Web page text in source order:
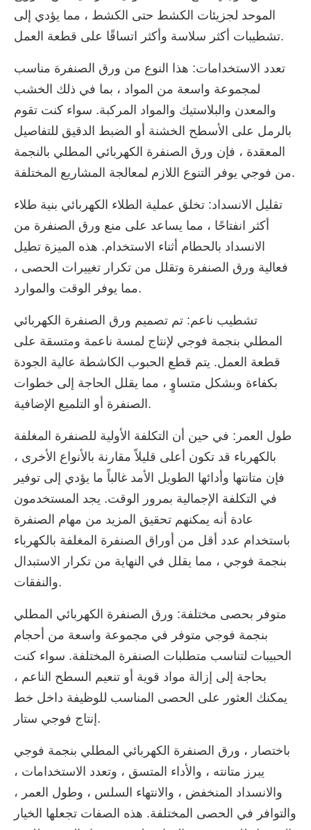
الموحد لجزيئات الكشط حتى الكشط ، مما يؤدي إلى
تشطيبات أكثر سلاسة وأكثر اتساقًا على قطعة العمل.
تعدد الاستخدامات: هذا النوع من ورق الصنفرة مناسب
لمجموعة واسعة من المواد ، بما في ذلك الخشب
والمعدن والبلاستيك والمواد المركبة. سواء كنت تقوم
بالرمل على الأسطح الخشنة أو الضبط الدقيق للتفاصيل
المعقدة ، فإن ورق الصنفرة الكهربائي المطلي بالنجمة
من فوجي يوفر التنوع اللازم لمعالجة المشاريع المختلفة.
تقليل الانسداد: تخلق عملية الطلاء الكهربائي بنية طلاء
أكثر انفتاحًا ، مما يساعد على منع ورق الصنفرة من
الانسداد بالحطام أثناء الاستخدام. هذه الميزة تطيل
فعالية ورق الصنفرة وتقلل من تكرار تغييرات الحصى ،
مما يوفر الوقت والموارد.
تشطيب ناعم: تم تصميم ورق الصنفرة الكهربائي
المطلي بنجمة فوجي لإنتاج لمسة ناعمة ومتسقة على
قطعة العمل. يتم قطع الحبوب الكاشطة عالية الجودة
بكفاءة وبشكل متساوٍ ، مما يقلل الحاجة إلى خطوات
الصنفرة أو التلميع الإضافية.
طول العمر: في حين أن التكلفة الأولية للصنفرة المغلفة
بالكهرباء قد تكون أعلى قليلاً مقارنة بالأنواع الأخرى ،
فإن متانتها وأدائها الطويل الأمد غالباً ما يؤدي إلى توفير
في التكلفة الإجمالية بمرور الوقت. يجد المستخدمون
عادة أنه يمكنهم تحقيق المزيد من مهام الصنفرة
باستخدام عدد أقل من أوراق الصنفرة المغلفة بالكهرباء
بنجمة فوجي ، مما يقلل في النهاية من تكرار الاستبدال
والنفقات.
متوفر بحصى مختلفة: ورق الصنفرة الكهربائي المطلي
بنجمة فوجي متوفر في مجموعة واسعة من أحجام
الحبيبات لتناسب متطلبات الصنفرة المختلفة. سواء كنت
بحاجة إلى إزالة مواد قوية أو تنعيم السطح الناعم ،
يمكنك العثور على الحصى المناسب للوظيفة داخل خط
إنتاج فوجي ستار.
باختصار ، ورق الصنفرة الكهربائي المطلي بنجمة فوجي
يبرز متانته ، والأداء المتسق ، وتعدد الاستخدامات ،
والانسداد المنخفض ، والانتهاء السلس ، وطول العمر ،
والتوافر في الحصى المختلفة. هذه الصفات تجعلها الخيار